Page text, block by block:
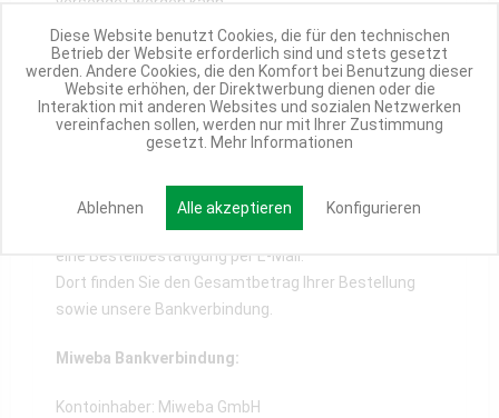
Klarna SOFORT entspricht damit den hohen
Sicherheitsstandards des Online-Bankings und
verfügt über TÜV-geprüften Datenschutz.
Nach erfolgreichem Bestellabschluss erhalten Sie
eine Bestellbestätigung per E-Mail.
Dort finden Sie den Gesamtbetrag Ihrer Bestellung
sowie unsere Bankverbindung.
Miweba Bankverbindung:
Kontoinhaber: Miweba GmbH
Diese Website benutzt Cookies, die für den technischen
Betrieb der Website erforderlich sind und stets gesetzt
werden. Andere Cookies, die den Komfort bei Benutzung dieser
Website erhöhen, der Direktwerbung dienen oder die
Interaktion mit anderen Websites und sozialen Netzwerken
vereinfachen sollen, werden nur mit Ihrer Zustimmung
gesetzt. Mehr Informationen
Ablehnen Alle akzeptieren Konfigurieren